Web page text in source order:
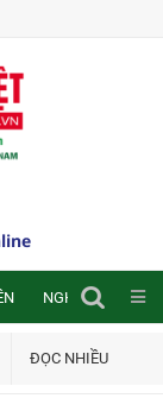
NGHIÊN CỨU
ĐỌC NHIỀU